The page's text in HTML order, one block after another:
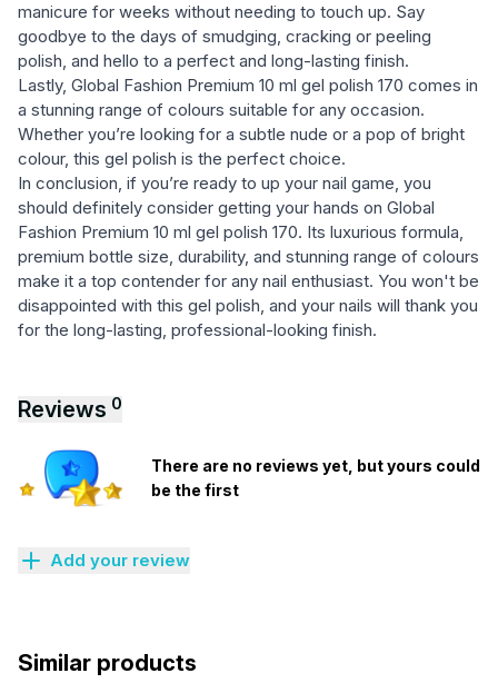
manicure for weeks without needing to touch up. Say
goodbye to the days of smudging, cracking or peeling
polish, and hello to a perfect and long-lasting finish.
Lastly, Global Fashion Premium 10 ml gel polish 170 comes in
a stunning range of colours suitable for any occasion.
Whether you’re looking for a subtle nude or a pop of bright
colour, this gel polish is the perfect choice.
In conclusion, if you’re ready to up your nail game, you
should definitely consider getting your hands on Global
Fashion Premium 10 ml gel polish 170. Its luxurious formula,
premium bottle size, durability, and stunning range of colours
make it a top contender for any nail enthusiast. You won't be
disappointed with this gel polish, and your nails will thank you
for the long-lasting, professional-looking finish.
Reviews 0
There are no reviews yet, but yours could
be the first
Add your review
Similar products